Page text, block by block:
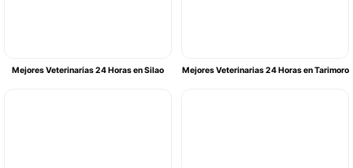
Mejores Veterinarias 24 Horas en Silao Mejores Veterinarias 24 Horas en Tarimoro